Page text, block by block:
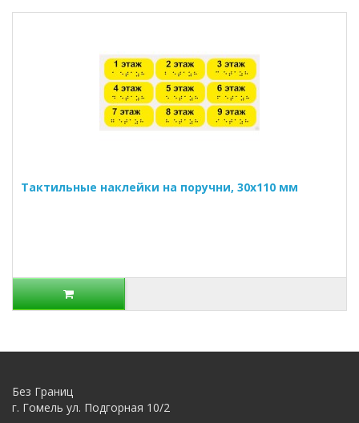
Тактильные наклейки на поручни, 30х110 мм
Без Границ
г. Гомель ул. Подгорная 10/2